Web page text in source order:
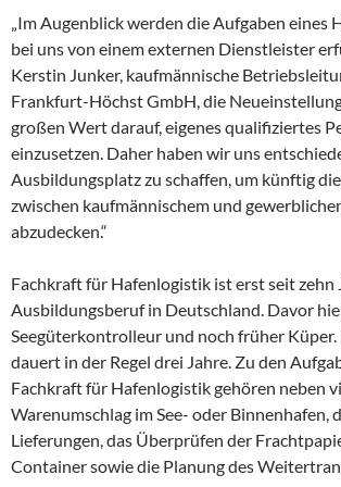
„Im Augenblick werden die Aufgaben eines
bei uns von einem externen Dienstleister
Kerstin Junker, kaufmännische
Frankfurt-Höchst GmbH, die
großen Wert darauf, eigenes qualifiziertes
einzusetzen. Daher haben wir uns
Ausbildungsplatz zu schaffen, um künftig
zwischen kaufmännischem und
abzudecken.“
Fachkraft für Hafenlogistik ist erst seit zehn
Ausbildungsberuf in Deutschland. Davor
Seegüterkontrolleur und noch früher
dauert in der Regel drei Jahre. Zu den
Fachkraft für Hafenlogistik gehören neben
Warenumschlag im See- oder Binnenhafen,
Lieferungen, das Überprüfen der
Container sowie die Planung des